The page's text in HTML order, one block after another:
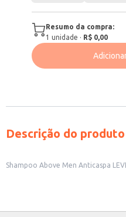
Resumo da compra:
1 unidade · R$ 0,00
Descrição do produto
Shampoo Above Men Anticaspa